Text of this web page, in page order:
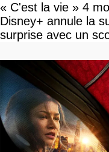
« C'est la vie » 4
Disney+ annule la
surprise avec un